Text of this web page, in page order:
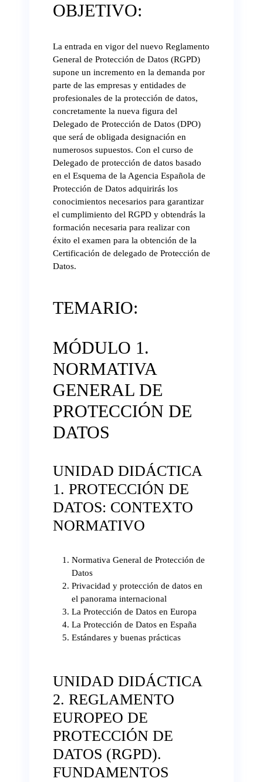
OBJETIVO:
La entrada en vigor del nuevo Reglamento
General de Protección de Datos (RGPD)
supone un incremento en la demanda por
parte de las empresas y entidades de
profesionales de la protección de datos,
concretamente la nueva figura del
Delegado de Protección de Datos (DPO)
que será de obligada designación en
numerosos supuestos. Con el curso de
Delegado de protección de datos basado
en el Esquema de la Agencia Española de
Protección de Datos adquirirás los
conocimientos necesarios para garantizar
el cumplimiento del RGPD y obtendrás la
formación necesaria para realizar con
éxito el examen para la obtención de la
Certificación de delegado de Protección de
Datos.
TEMARIO:
MÓDULO 1.
NORMATIVA
GENERAL DE
PROTECCIÓN DE
DATOS
UNIDAD DIDÁCTICA
1. PROTECCIÓN DE
DATOS: CONTEXTO
NORMATIVO
Normativa General de Protección de
Datos
Privacidad y protección de datos en
el panorama internacional
La Protección de Datos en Europa
La Protección de Datos en España
Estándares y buenas prácticas
UNIDAD DIDÁCTICA
2. REGLAMENTO
EUROPEO DE
PROTECCIÓN DE
DATOS (RGPD).
FUNDAMENTOS